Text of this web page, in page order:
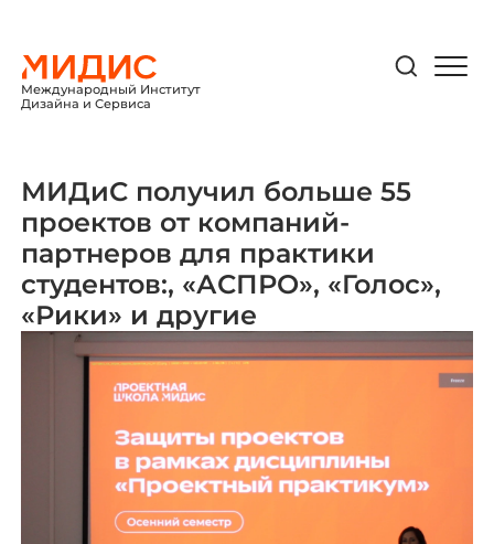
Международный Институт
Дизайна и Сервиса
МИДиС получил больше 55
проектов от компаний-
партнеров для практики
студентов:, «АСПРО», «Голос»,
«Рики» и другие